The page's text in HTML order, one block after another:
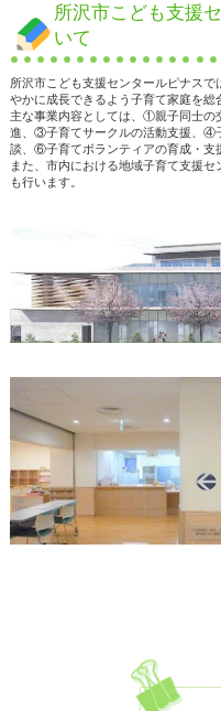
所沢市こども支援
いて
所沢市こども支援センタールピナス
やかに成長できるよう子育て家庭を総
主な事業内容としては、①親子同士の
進、③子育てサークルの活動支援、④
談、⑥子育てボランティアの育成・支
また、市内における地域子育て支援
も行います。